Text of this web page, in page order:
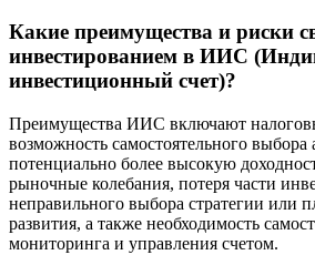
Какие преимущества и риски
инвестированием в ИИС
инвестиционный счет)?
Преимущества ИИС включают
возможность самостоятельного выбора
потенциально более высокую
рыночные колебания, потеря части
неправильного выбора стратегии или
развития, а также необходимость
мониторинга и управления счетом.